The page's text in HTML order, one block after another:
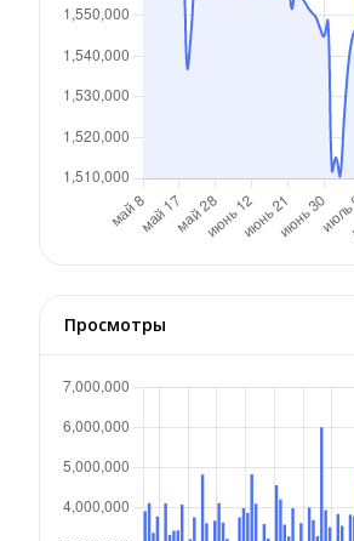
Просмотры